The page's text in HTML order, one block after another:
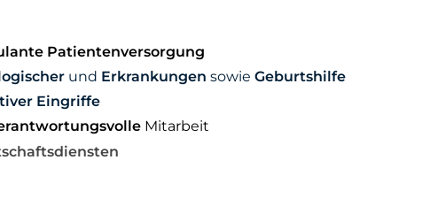
Patientenversorgung
und Erkrankungen sowie Geburtshilfe
Eingriffe
Mitarbeit